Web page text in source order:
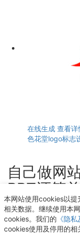
在线生成 查看详
色花堂logo标志
自己做网
PPT还简单
轻点几下即可获得个性
开始生成LOGO
本网站使用cookies以提
相关数据。继续使用本
cookies。我们的 《隐
cookies使用及停用的相